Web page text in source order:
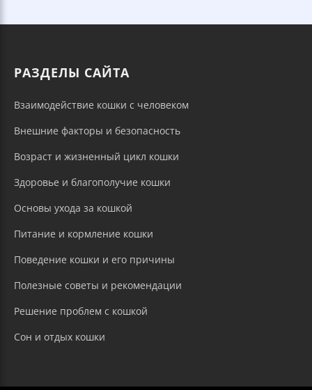
РАЗДЕЛЫ САЙТА
Взаимодействие кошки с человеком
Внешние факторы и безопасность
Возраст и жизненный цикл кошки
Здоровье и благополучие кошки
Основы ухода за кошкой
Питание и кормление кошки
Поведение кошки и его причины
Полезные советы и рекомендации
Решение проблем с кошкой
Сон и отдых кошки